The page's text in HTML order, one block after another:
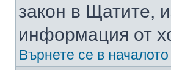
закон в Щатите,
информация от
Върнете се в началото